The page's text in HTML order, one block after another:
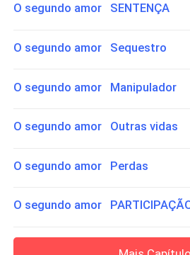
O segundo amor SENTENÇA
O segundo amor Sequestro
O segundo amor Manipulador
O segundo amor Outras vidas
O segundo amor Perdas
O segundo amor